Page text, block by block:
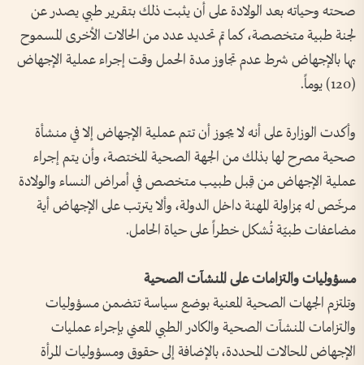
صحته وحياته بعد الولادة على أن يثبت ذلك بتقرير طبي يصدر عن
لجنة طبية متخصصة، كما تم تحديد عدد من الحالات الأخرى المسموح
بها بالإجهاض شرط عدم تجاوز مدة الحمل وقت إجراء عملية الإجهاض
(120) يوماً.
وأكدت الوزارة على أنه لا يجوز أن تتم عملية الإجهاض إلا في منشأة
صحية مصرح لها بذلك من الجهة الصحية المختصة، وأن يتم إجراء
عملية الإجهاض من قِبل طبيب متخصص في أمراض النساء والولادة
مرخّص له بمزاولة المهنة داخل الدولة، وألا يترتب على الإجهاض أية
مضاعفات طبيّة تُشكل خطراً على حياة الحامل.
مسؤوليات والتزامات على المنشآت الصحية
وتلتزم الجهات الصحية المعنية بوضع سياسة تتضمن مسؤوليات
والتزامات المنشآت الصحية والكادر الطبي المعني بإجراء عمليات
الإجهاض للحالات المحددة، بالإضافة إلى حقوق ومسؤوليات المرأة